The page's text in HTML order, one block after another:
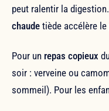
peut ralentir la
chaude tiède accélère
Pour un repas copieux
soir : verveine ou
sommeil). Pour les